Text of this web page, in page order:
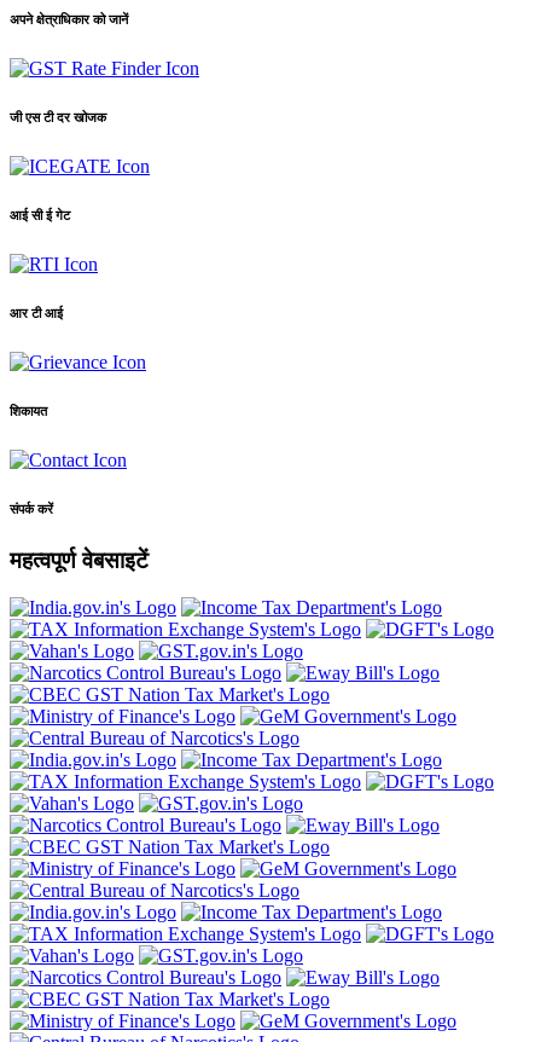
अपने क्षेत्राधिकार को जानें
जी एस टी दर खोजक
आई सी ई गेट
आर टी आई
शिकायत
संपर्क करें
महत्वपूर्ण वेबसाइटें